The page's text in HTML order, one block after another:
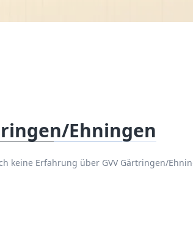
Ehningen
keine Erfahrung über GVV Gärtringen/